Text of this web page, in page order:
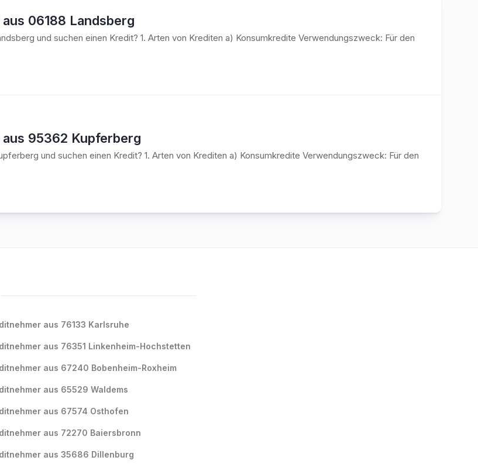
06188 Landsberg
und suchen einen Kredit? 1. Arten von Krediten a) Konsumkredite Verwendungszweck: Für den
95362 Kupferberg
und suchen einen Kredit? 1. Arten von Krediten a) Konsumkredite Verwendungszweck: Für den
aus 76133 Karlsruhe
aus 76351 Linkenheim-Hochstetten
aus 67240 Bobenheim-Roxheim
aus 65529 Waldems
aus 67574 Osthofen
aus 72270 Baiersbronn
aus 35686 Dillenburg